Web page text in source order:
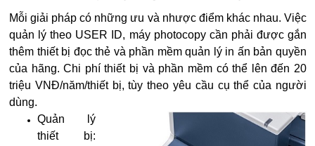
Mỗi giải pháp có những ưu và nhược điểm khác nhau. Việc
quản lý theo USER ID, máy photocopy cần phải được gắn
thêm thiết bị đọc thẻ và phần mềm quản lý in ấn bản quyền
của hãng. Chi phí thiết bị và phần mềm có thể lên đến 20
triệu VNĐ/năm/thiết bị, tùy theo yêu cầu cụ thể của người
dùng.
Quản lý
thiết bị: